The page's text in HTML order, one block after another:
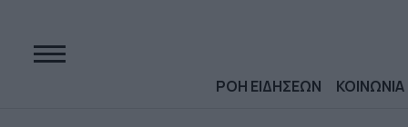
ΡΟΗ ΕΙΔΗΣΕΩΝ ΚΟΙΝΩΝΙΑ